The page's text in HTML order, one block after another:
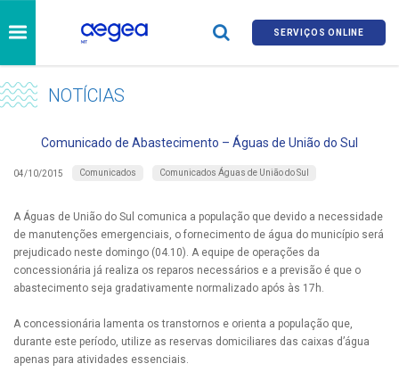
SERVIÇOS ONLINE
NOTÍCIAS
Comunicado de Abastecimento – Águas de União do Sul
04/10/2015 Comunicados Comunicados Águas de União do Sul
A Águas de União do Sul comunica a população que devido a necessidade
de manutenções emergenciais, o fornecimento de água do município será
prejudicado neste domingo (04.10). A equipe de operações da
concessionária já realiza os reparos necessários e a previsão é que o
abastecimento seja gradativamente normalizado após às 17h.
A concessionária lamenta os transtornos e orienta a população que,
durante este período, utilize as reservas domiciliares das caixas d’água
apenas para atividades essenciais.